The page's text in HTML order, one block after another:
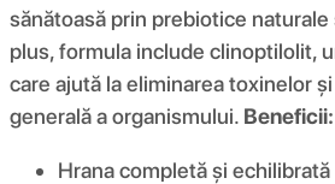
sănătoasă prin prebiotice naturale
plus, formula include clinoptilolit,
care ajută la eliminarea toxinelor
generală a organismului. Beneficii:
Hrana completă și